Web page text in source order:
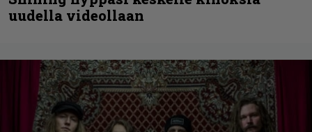
uudella videollaan